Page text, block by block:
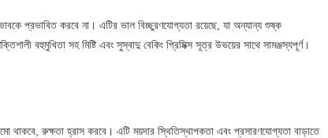
প্রভাবিত করবে না। এটির ভাল বিচ্ছুরণযোগ্যতা রয়েছে, যা অন্যান্য শুষ্ক
বহুমুখিতা সহ মিষ্টি এবং সুস্বাদু বেকিং প্রিমিক্স সূত্র উভয়ের সাথে সামঞ্জস্যপূর্ণ।
থাকবে, রুক্ষতা হ্রাস করবে। এটি ময়দার স্থিতিস্থাপকতা এবং প্রসারণযোগ্যতা বাড়াতে